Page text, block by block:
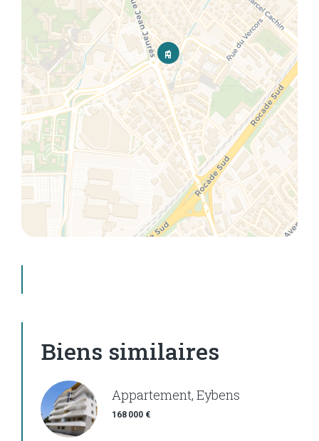
Biens similaires
Appartement, Eybens
168 000 €